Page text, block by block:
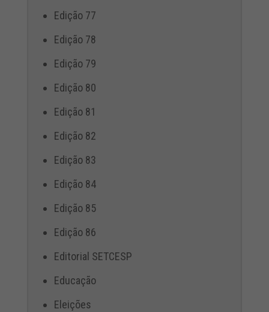
Edição 77
Edição 78
Edição 79
Edição 80
Edição 81
Edição 82
Edição 83
Edição 84
Edição 85
Edição 86
Editorial SETCESP
Educação
Eleições